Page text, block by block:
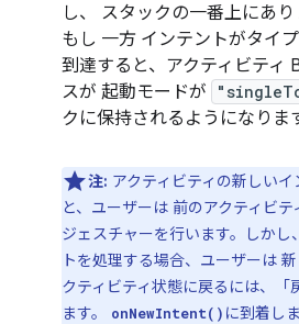
し、 スタックの一番上にあ
もし 一方 インテントがタイ
到達すると、アクティビティ
スが 起動モードが
クに保持されるようになりま
注: アクティビティの新しい
と、ユーザーは 前のアクティビテ
ジェスチャーを行います。しかし
トを処理する場合、ユーザーは
クティビティ状態に戻るには、「
ます。
onNewIntent() に到着し